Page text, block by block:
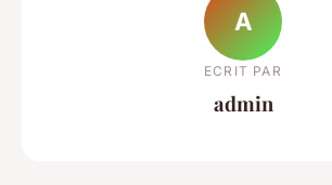
A
ECRIT PAR
admin